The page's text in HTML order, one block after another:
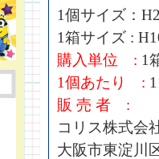
1個サイズ：
1箱サイズ :
購入単位 : 1
1個あたり :
販 売 者 :
コリス株式会
大阪市東淀川